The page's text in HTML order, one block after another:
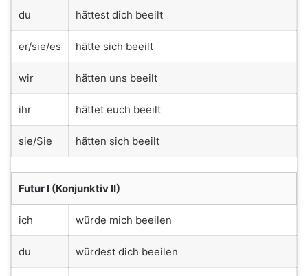
du hättest dich beeilt
er/sie/es hätte sich beeilt
wir hätten uns beeilt
ihr hättet euch beeilt
sie/Sie hätten sich beeilt
Futur I (Konjunktiv II)
ich würde mich beeilen
du würdest dich beeilen